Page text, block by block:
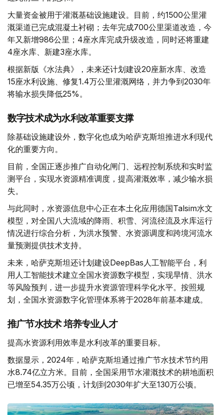
大量资金被用于灌溉基础设施建设。目前，约1500公里灌
溉渠道已完成混凝土衬砌；去年完成700公里渠道改造，今
年又新增986公里；4座水库完成升级改造，同时还将重建
4座水库、新建3座水库。
根据新版《水法典》，未来还计划建设20座新水库、改造
15座水利设施、修复1.4万公里灌溉网络，并力争到2030年
将输水损失降低25%。
数字技术成为水利改革重要支撑
除基础设施建设外，数字化也成为哈萨克斯坦推进水利现代
化的重要方向。
目前，全国正逐步推广自动化闸门、远程控制系统和实时监
测平台，实现水资源精准调度，提高灌溉效率，减少输水损
失。
与此同时，水资源信息中心正在本土化应用德国Talsim水文
模型，对全国八大流域的降雨、积雪、河流径流及水库运行
情况进行综合分析，为洪水预警、水资源调度和跨境河流水
量预测提供技术支持。
未来，哈萨克斯坦还计划建设DeepBas人工智能平台，利
用人工智能技术建立全国水资源数字模型，实现旱情、洪水
等风险预判，进一步提升水资源管理科学化水平。按照规
划，全国水资源数字化管理体系将于2028年前基本建成。
推广节水技术 培养专业人才
提高水资源利用效率是水利改革的重要目标。
数据显示，2024年，哈萨克斯坦通过推广节水技术节约用
水8.74亿立方米。目前，全国采用节水灌溉技术的耕地面积
已增至54.35万公顷，计划到2030年扩大至130万公顷。